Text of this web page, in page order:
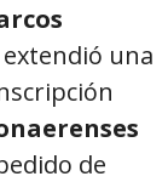
una
de